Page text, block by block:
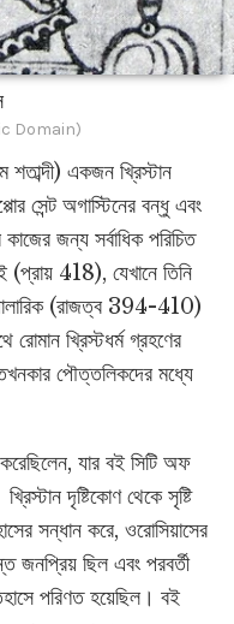
Domain)
একজন খ্রিস্টান
সেন্ট অগাস্টিনের বন্ধু এবং
জন্য সর্বাধিক পরিচিত
(প্রায় 418), যেখানে তিনি
(রাজত্ব 394-410)
রোমান খ্রিস্টধর্ম গ্রহণের
পৌত্তলিকদের মধ্যে
যার বই সিটি অফ
দৃষ্টিকোণ থেকে সৃষ্টি
সন্ধান করে, ওরোসিয়াসের
জনপ্রিয় ছিল এবং পরবর্তী
পরিণত হয়েছিল। বই